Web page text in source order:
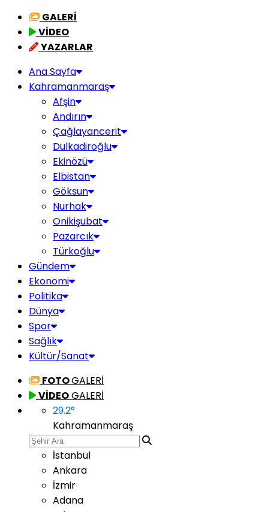
GALERİ
VİDEO
YAZARLAR
Ana Sayfa
Kahramanmaraş
Afşin
Andırın
Çağlayancerit
Dulkadiroğlu
Ekinözü
Elbistan
Göksun
Nurhak
Onikişubat
Pazarcık
Türkoğlu
Gündem
Ekonomi
Politika
Dünya
Spor
Sağlık
Kültür/Sanat
FOTOGALERİ
VİDEOGALERİ
29.2°
Kahramanmaraş
İstanbul
Ankara
İzmir
Adana